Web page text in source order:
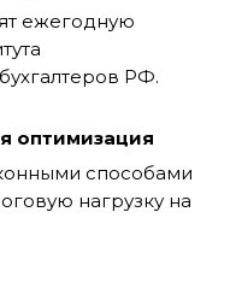
ежегодную
РФ.
оптимизация
способами
нагрузку на